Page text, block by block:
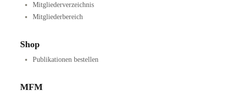
Mitgliederverzeichnis
Mitgliederbereich
Shop
Publikationen bestellen
MFM